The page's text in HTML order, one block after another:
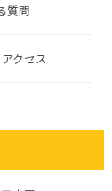
質問
クセス